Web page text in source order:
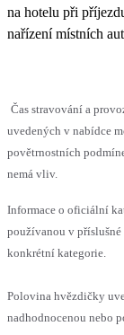
na hotelu při
nařízení místních
Čas stravování a
uvedených v nabídce
povětrnostních
nemá vliv.
Informace o oficiální
používanou v
konkrétní kategorie.
Polovina hvězdičky
nadhodnocenou nebo